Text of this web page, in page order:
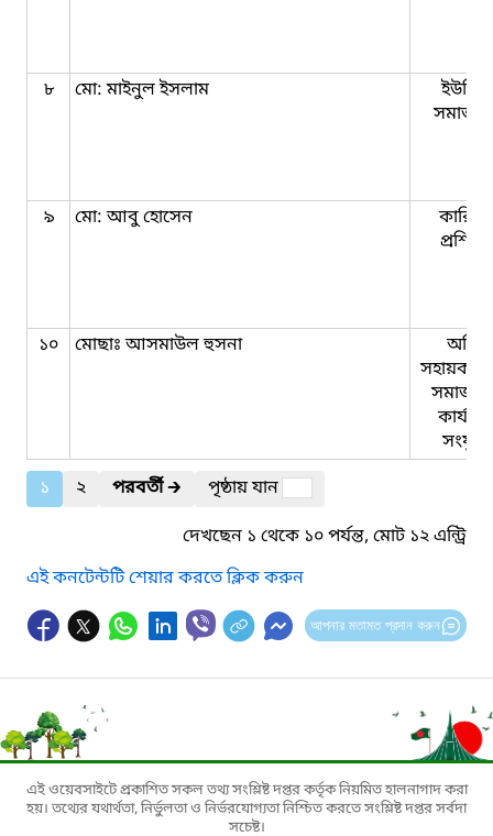
৮ মো: মাইনুল ইসলাম
৯ মো: আবু হোসেন
১০ মোছাঃ আসমাউল হুসনা
অফিস
১
২ পরবর্তী🡲
পৃষ্ঠায় যান
দেখছেন ১ থেকে ১০ পর্যন্ত, মোট ১২ এন্ট্রি
এই কনটেন্টটি শেয়ার করতে ক্লিক করুন
আপনার মতামত প্রদান করুন
এই ওয়েবসাইটে প্রকাশিত সকল তথ্য সংশ্লিষ্ট দপ্তর কর্তৃক নিয়মিত হালনাগাদ করা
হয়। তথ্যের যথার্থতা, নির্ভুলতা ও নির্ভরযোগ্যতা নিশ্চিত করতে সংশ্লিষ্ট দপ্তর সর্বদা
সচেষ্ট।